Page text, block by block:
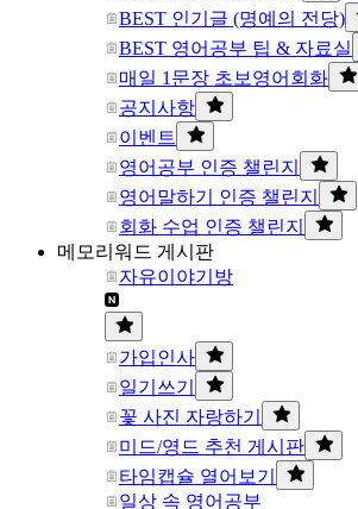
BEST 인기글 (명예의 전당)
BEST 영어공부 팁 & 자료실
매일 1문장 초보영어회화
공지사항
이벤트
영어공부 인증 챌린지
영어말하기 인증 챌린지
회화 수업 인증 챌린지
메모리워드 게시판
자유이야기방
가입인사
일기쓰기
꽃 사진 자랑하기
미드/영드 추천 게시판
타임캡슐 열어보기
일상 속 영어공부